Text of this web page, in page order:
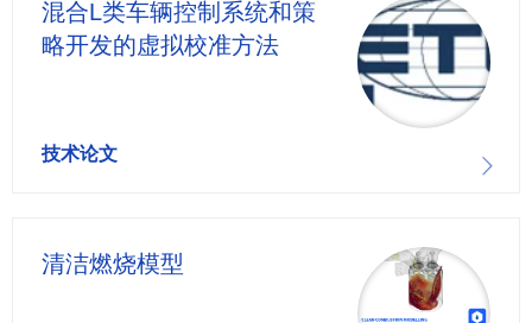
混合L类车辆控制系统和策
略开发的虚拟校准方法
技术论文
清洁燃烧模型